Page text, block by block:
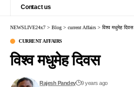
Contact us
NEWSLIVE24x7 > Blog > current Affairs > विश्व मधुमेह दिवस
CURRENT AFFAIRS
विश्व मधुमेह दिवस
Rajesh Pandey 9 years ago